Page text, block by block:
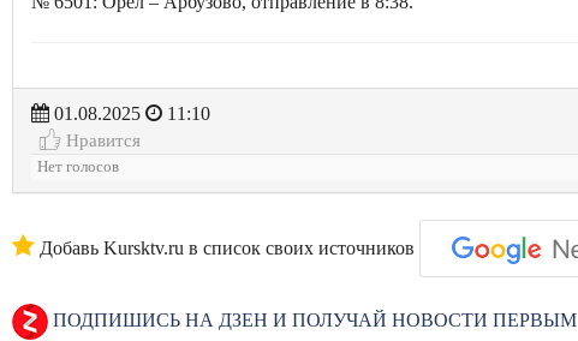
01.08.2025
11:10
Нравится
Нет голосов
Добавь Kursktv.ru в список своих источников
ПОДПИШИСЬ НА ДЗЕН И ПОЛУЧАЙ НОВОСТИ ПЕРВЫМ